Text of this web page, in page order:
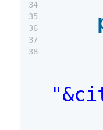
34
35
36
37
38